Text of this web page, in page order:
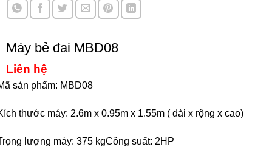
Máy bẻ đai MBD08
Liên hệ
sản phẩm: MBD08
thước máy: 2.6m x 0.95m x 1.55m ( dài x rộng x cao)
lượng máy: 375 kgCông suất: 2HP